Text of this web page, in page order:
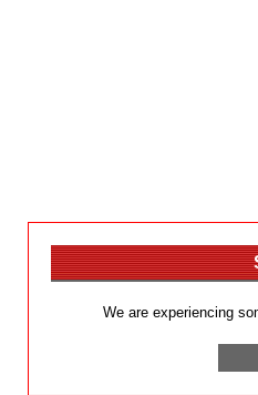
We are experiencing